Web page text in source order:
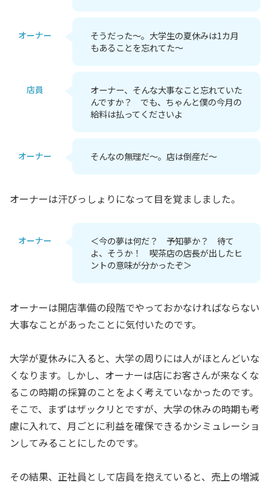
オーナー
そうだった～。大学生の夏休みは1カ月
もあることを忘れてた～
店員
オーナー、そんな大事なこと忘れていた
んですか？ でも、ちゃんと僕の今月の
給料は払ってくださいよ
オーナー そんなの無理だ～。店は倒産だ～
オーナーは汗びっしょりになって目を覚ましました。
オーナー
＜今の夢は何だ？ 予知夢か？ 待て
よ、そうか！ 喫茶店の店長が出したヒ
ントの意味が分かったぞ＞
オーナーは開店準備の段階でやっておかなければならない
大事なことがあったことに気付いたのです。
大学が夏休みに入ると、大学の周りには人がほとんどいな
くなります。しかし、オーナーは店にお客さんが来なくな
るこの時期の採算のことをよく考えていなかったのです。
そこで、まずはザックリとですが、大学の休みの時期も考
慮に入れて、月ごとに利益を確保できるかシミュレーショ
ンしてみることにしたのです。
その結果、正社員として店員を抱えていると、売上の増減